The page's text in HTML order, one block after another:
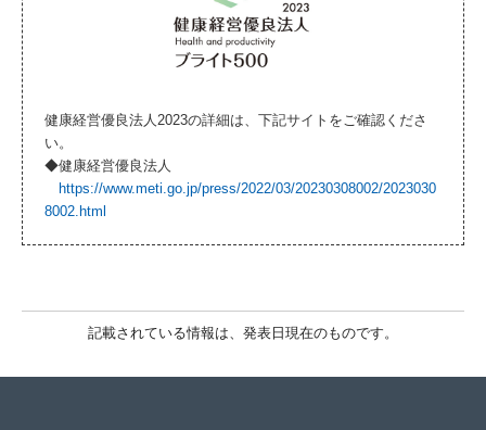
健康経営優良法人2023の詳細は、下記サイトをご確認くださ
い。
◆健康経営優良法人
https://www.meti.go.jp/press/2022/03/20230308002/2023030
8002.html
記載されている情報は、発表日現在のものです。